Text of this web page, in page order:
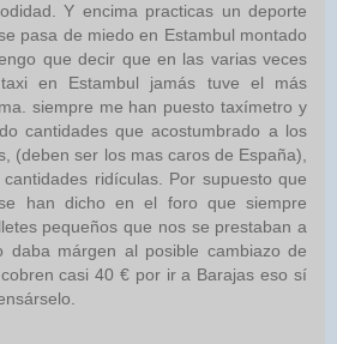
Y encima practicas un deporte
pasa de miedo en Estambul montado
que decir que en las varias veces
en Estambul jamás tuve el más
siempre me han puesto taxímetro y
cantidades que acostumbrado a los
(deben ser los mas caros de España),
ridículas. Por supuesto que
han dicho en el foro que siempre
pequeños que nos se prestaban a
daba márgen al posible cambiazo de
casi 40 € por ir a Barajas eso sí